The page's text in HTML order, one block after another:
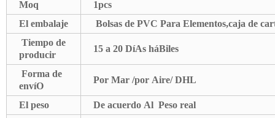
Moq
1pcs
El embalaje
Bolsas de PVC Para Elementos,caja de
Tiempo de
producir
15 a 20 DíAs háBiles
Forma de
envíO
Por Mar /por Aire/ DHL
El peso
De acuerdo Al Peso real